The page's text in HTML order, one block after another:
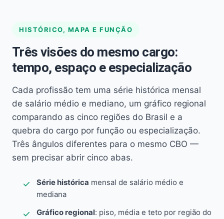
HISTÓRICO, MAPA E FUNÇÃO
Três visões do mesmo cargo:
tempo, espaço e especialização
Cada profissão tem uma série histórica mensal
de salário médio e mediano, um gráfico regional
comparando as cinco regiões do Brasil e a
quebra do cargo por função ou especialização.
Três ângulos diferentes para o mesmo CBO —
sem precisar abrir cinco abas.
Série histórica mensal de salário médio e
mediana
Gráfico regional: piso, média e teto por região do